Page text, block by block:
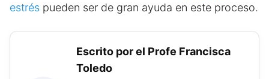
estrés pueden ser de gran ayuda en este proceso.
Escrito por el Profe Francisca
Toledo